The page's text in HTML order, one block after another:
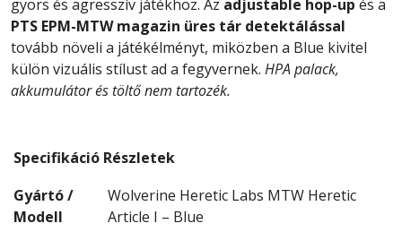
gyors és agresszív játékhoz. Az adjustable hop-up és a
PTS EPM-MTW magazin üres tár detektálással
tovább növeli a játékélményt, miközben a Blue kivitel
külön vizuális stílust ad a fegyvernek. HPA palack,
akkumulátor és töltő nem tartozék.
Specifikáció Részletek
Gyártó /
Modell
Wolverine Heretic Labs MTW Heretic
Article I – Blue